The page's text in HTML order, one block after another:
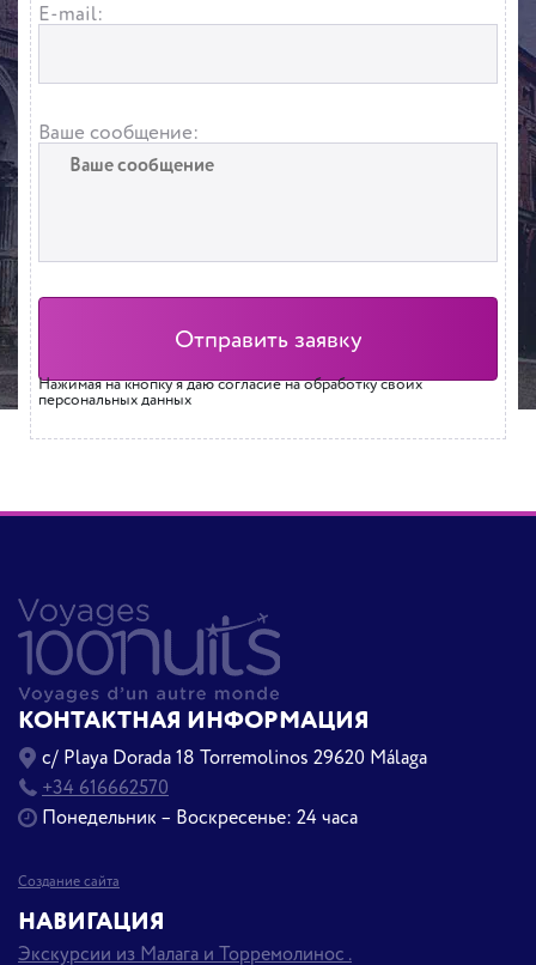
E-mail:
Ваше сообщение:
Нажимая на кнопку я даю согласие на обработку своих
персональных данных
КОНТАКТНАЯ ИНФОРМАЦИЯ
c/ Playa Dorada 18 Torremolinos 29620 Málaga
+34 616662570
Понедельник – Воскресенье: 24 часа
Создание сайта
НАВИГАЦИЯ
Экскурсии из Малага и Торремолинос .